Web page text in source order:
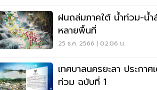
ฝนถล่มภาคใต้ น้ำท่วม-น้
หลายพื้นที่
25 ธ.ค. 2566 | 02:06 น.
เทศบาลนครยะลา ประกาศ
ท่วม ฉบับที่ 1